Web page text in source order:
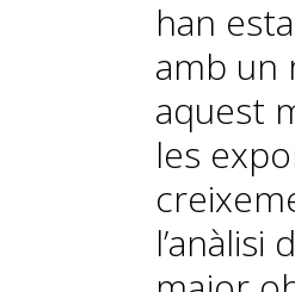
han
amb un
aquest
les